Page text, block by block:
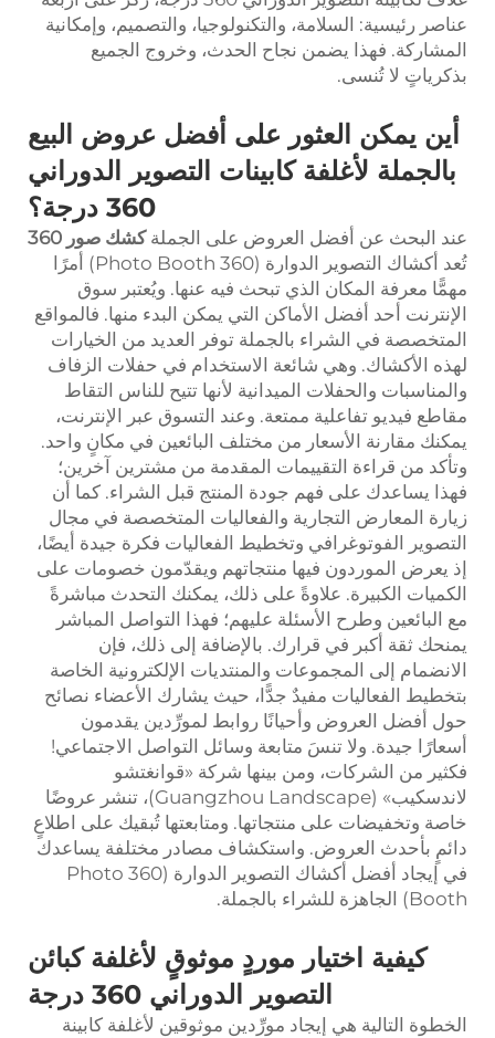
عناصر رئيسية: السلامة، والتكنولوجيا، والتصميم، وإمكانية
المشاركة. فهذا يضمن نجاح الحدث، وخروج الجميع
بذكرياتٍ لا تُنسى.
أين يمكن العثور على أفضل عروض البيع
بالجملة لأغلفة كابينات التصوير الدوراني
360 درجة؟
عند البحث عن أفضل العروض على الجملةكشك صور 360
تُعد أكشاك التصوير الدوارة (360 Photo Booth) أمرًا
مهمًّا معرفة المكان الذي تبحث فيه عنها. ويُعتبر سوق
الإنترنت أحد أفضل الأماكن التي يمكن البدء منها. فالمواقع
المتخصصة في الشراء بالجملة توفر العديد من الخيارات
لهذه الأكشاك. وهي شائعة الاستخدام في حفلات الزفاف
والمناسبات والحفلات الميدانية لأنها تتيح للناس التقاط
مقاطع فيديو تفاعلية ممتعة. وعند التسوق عبر الإنترنت،
يمكنك مقارنة الأسعار من مختلف البائعين في مكانٍ واحد.
وتأكد من قراءة التقييمات المقدمة من مشترين آخرين؛
فهذا يساعدك على فهم جودة المنتج قبل الشراء. كما أن
زيارة المعارض التجارية والفعاليات المتخصصة في مجال
التصوير الفوتوغرافي وتخطيط الفعاليات فكرة جيدة أيضًا،
إذ يعرض الموردون فيها منتجاتهم ويقدّمون خصومات على
الكميات الكبيرة. علاوةً على ذلك، يمكنك التحدث مباشرةً
مع البائعين وطرح الأسئلة عليهم؛ فهذا التواصل المباشر
يمنحك ثقة أكبر في قرارك. بالإضافة إلى ذلك، فإن
الانضمام إلى المجموعات والمنتديات الإلكترونية الخاصة
بتخطيط الفعاليات مفيدٌ جدًّا، حيث يشارك الأعضاء نصائح
حول أفضل العروض وأحيانًا روابط لمورِّدين يقدمون
أسعارًا جيدة. ولا تنسَ متابعة وسائل التواصل الاجتماعي!
فكثير من الشركات، ومن بينها شركة «قوانغتشو
لاندسكيب» (Guangzhou Landscape)، تنشر عروضًا
خاصة وتخفيضات على منتجاتها. ومتابعتها تُبقيك على اطلاعٍ
دائمٍ بأحدث العروض. واستكشاف مصادر مختلفة يساعدك
في إيجاد أفضل أكشاك التصوير الدوارة (360 Photo
Booth) الجاهزة للشراء بالجملة.
كيفية اختيار موردٍ موثوقٍ لأغلفة كبائن
التصوير الدوراني 360 درجة
الخطوة التالية هي إيجاد مورِّدين موثوقين لأغلفة كابينة